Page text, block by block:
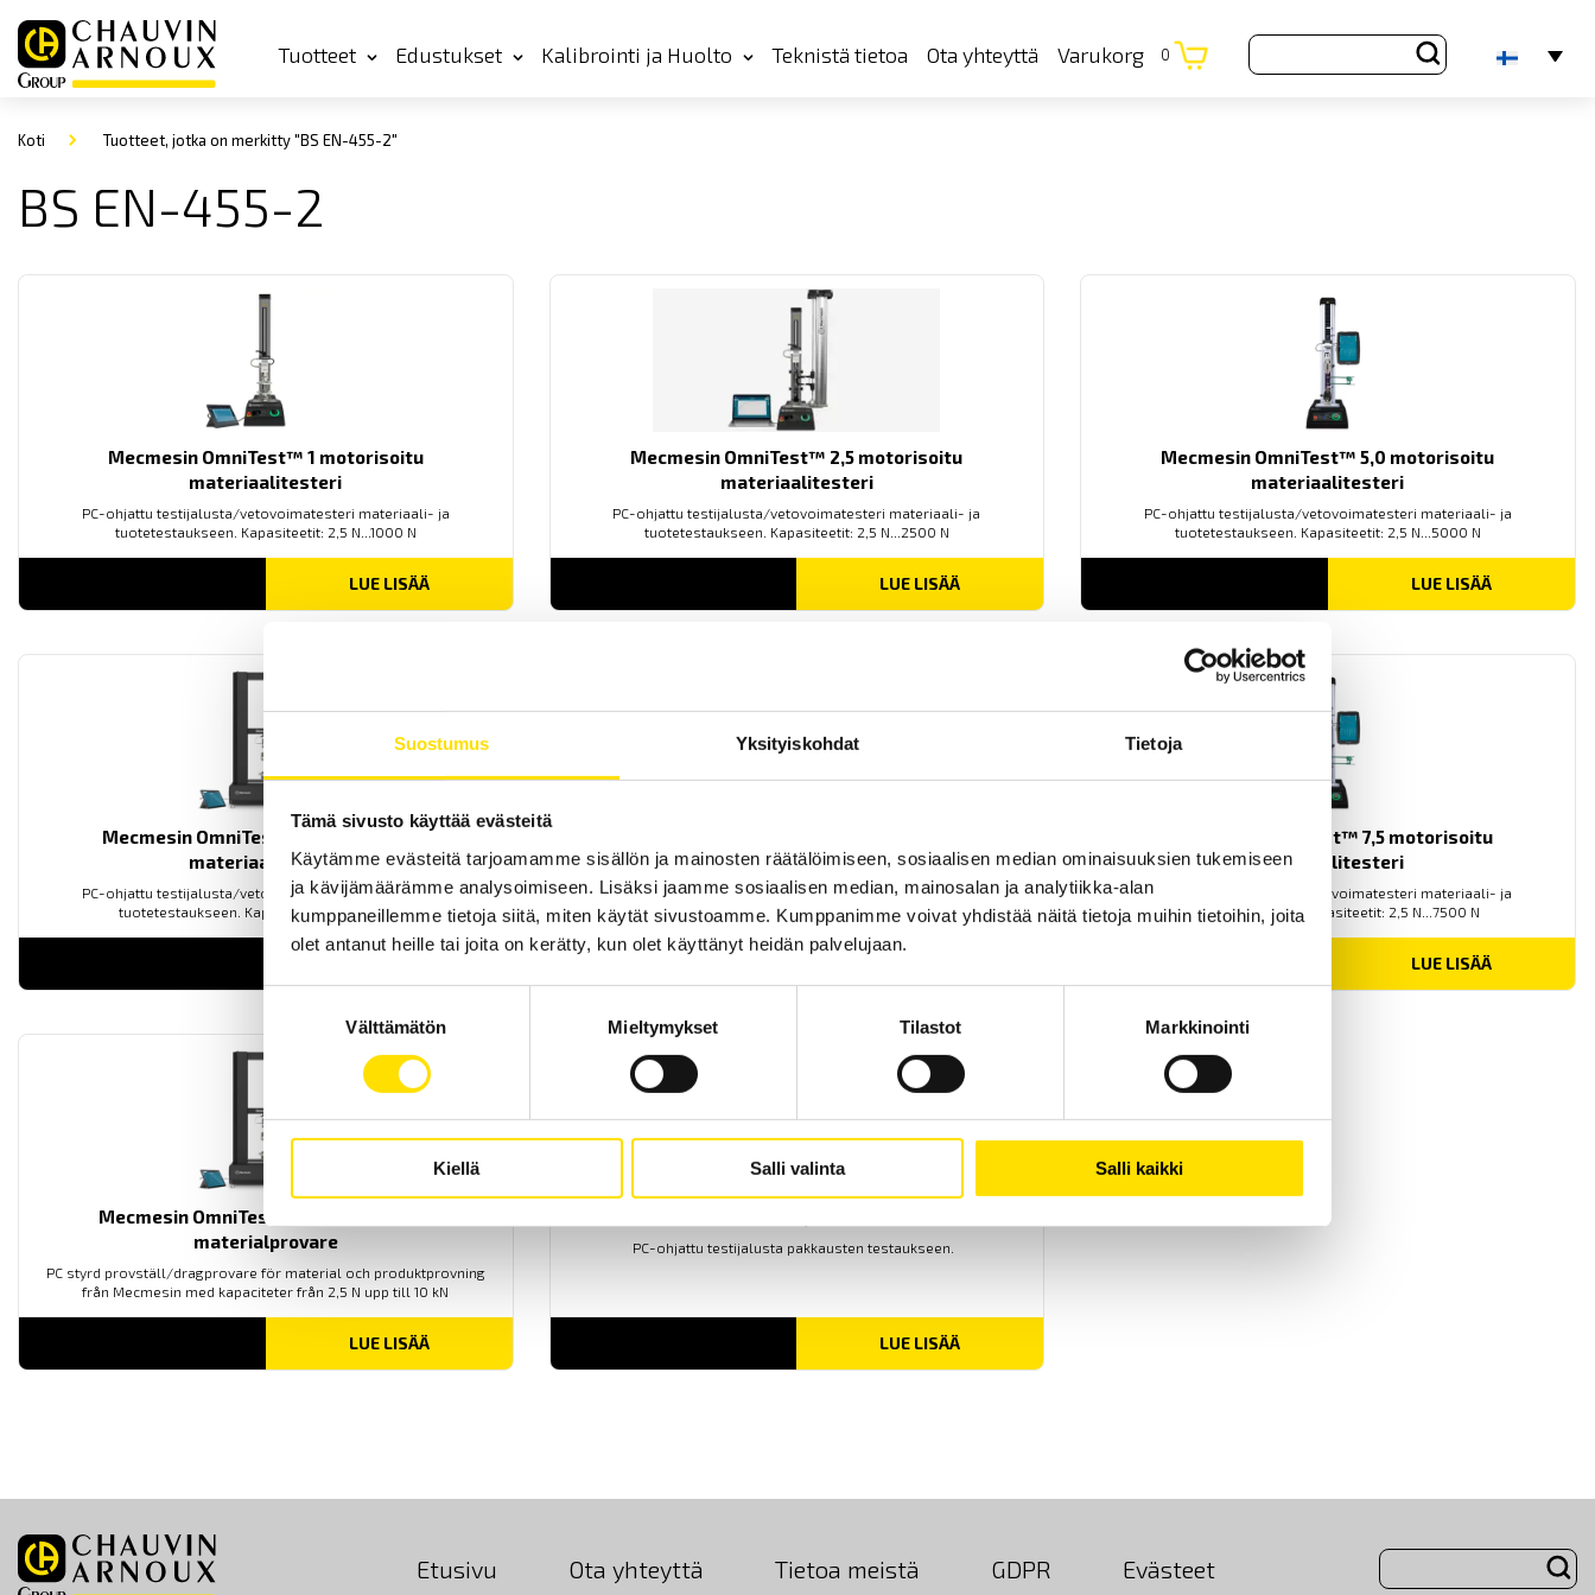
Suostumus Yksityiskohdat Tietoja
Tämä sivusto käyttää evästeitä
Käytämme evästeitä tarjoamamme sisällön ja mainosten räätälöimiseen, sosiaalisen median ominaisuuksien tukemiseen
ja kävijämäärämme analysoimiseen. Lisäksi jaamme sosiaalisen median, mainosalan ja analytiikka-alan
kumppaneillemme tietoja siitä, miten käytät sivustoamme. Kumppanimme voivat yhdistää näitä tietoja muihin tietoihin, joita
olet antanut heille tai joita on kerätty, kun olet käyttänyt heidän palvelujaan.
Välttämätön Mieltymykset Tilastot Markkinointi
Kiellä Salli valinta Salli kaikki
Tuotteet Edustukset Kalibrointi ja Huolto Teknistä tietoa Ota yhteyttä Varukorg 0
Koti Tuotteet, jotka on merkitty "BS EN-455-2"
BS EN-455-2
Mecmesin OmniTest™ 1 motorisoitu
materiaalitesteri
PC-ohjattu testijalusta/vetovoimatesteri materiaali- ja
tuotetestaukseen. Kapasiteetit: 2,5 N...1000 N
LUE LISÄÄ
Mecmesin OmniTest™ 2,5 motorisoitu
materiaalitesteri
PC-ohjattu testijalusta/vetovoimatesteri materiaali- ja
tuotetestaukseen. Kapasiteetit: 2,5 N...2500 N
LUE LISÄÄ
Mecmesin OmniTest™ 5,0 motorisoitu
materiaalitesteri
PC-ohjattu testijalusta/vetovoimatesteri materiaali- ja
tuotetestaukseen. Kapasiteetit: 2,5 N...5000 N
LUE LISÄÄ
Mecmesin OmniTest™ 25 motorisoitu
materiaalitesteri
PC-ohjattu testijalusta/vetovoimatesteri materiaali- ja
tuotetestaukseen. Kapasiteetit: 2,5 N...25 kN
materiaalitesteri
PC-ohjattu testijalusta/vetovoimatesteri materiaali- ja
tuotetestaukseen. Kapasiteetit: 2,5 N upp...50 kN
Mecmesin OmniTest™ 7,5 motorisoitu
materiaalitesteri
PC-ohjattu testijalusta/vetovoimatesteri materiaali- ja
tuotetestaukseen. Kapasiteetit: 2,5 N...7500 N
LUE LISÄÄ
Mecmesin OmniTest™ 10 motoriserad
materialprovare
PC styrd provställ/dragprovare för material och produktprovning
från Mecmesin med kapaciteter från 2,5 N upp till 10 kN
LUE LISÄÄ
PC-ohjattu testijalusta pakkausten testaukseen.
LUE LISÄÄ
Etusivu Ota yhteyttä Tietoa meistä GDPR Evästeet